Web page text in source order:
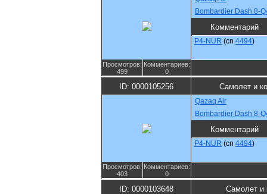
Bombardier Dash 8-
Комментарий
P4-NUR (cn 4494)
Просмотров:
499
Комментариев:
0
ID: 0000105256 Самолет и
Qazaq Air
Bombardier Dash 8-
Комментарий
P4-NUR (cn 4494)
Просмотров:
403
Комментариев:
0
ID: 0000103648 Самолет и